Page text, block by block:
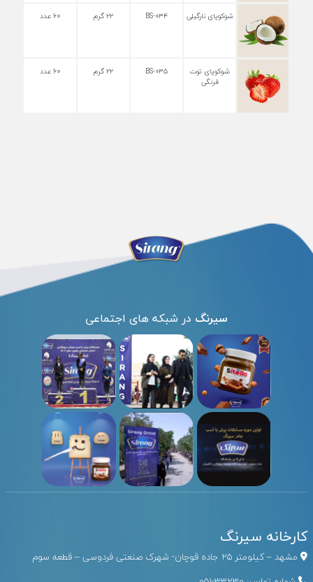
شوکوپای نارگیلی BS-۰۳۴ ۲۲ گرم ۶۰ عدد
شوکوپای توت
فرنگی
BS-۰۳۵ ۲۲ گرم ۶۰ عدد
سیرنگ در شبکه های اجتماعی
کارخانه سیرنگ
مشهد – کیلومتر ۲۵ جاده قوچان- شهرک صنعتی فردوسی – قطعه سوم